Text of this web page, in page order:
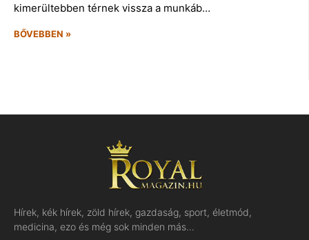
kimerültebben térnek vissza a munkáb…
BŐVEBBEN »
Hírek, kék hírek, zöld hírek, gazdaság, sport, életmód,
medicina, ezo és még sok minden más…